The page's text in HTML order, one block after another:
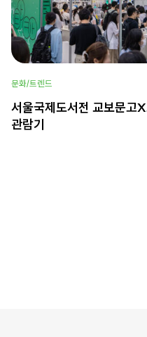
문화/트렌드
서울국제도서전 교보문고
관람기